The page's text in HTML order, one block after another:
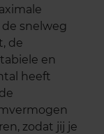
snelweg
de
en
heeft
zodat jij je